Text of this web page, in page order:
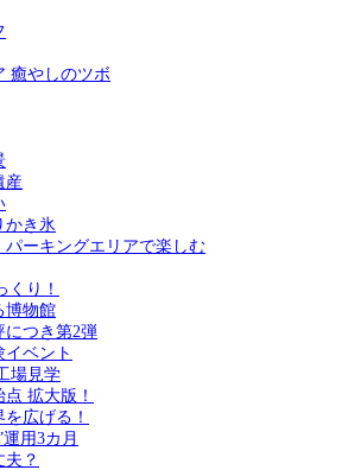
癒やしのツボ
産
かき氷
パーキングエリアで楽しむ
くり！
博物館
につき第2弾
イベント
場見学
拡大版！
広げる！
用3カ月
夫？